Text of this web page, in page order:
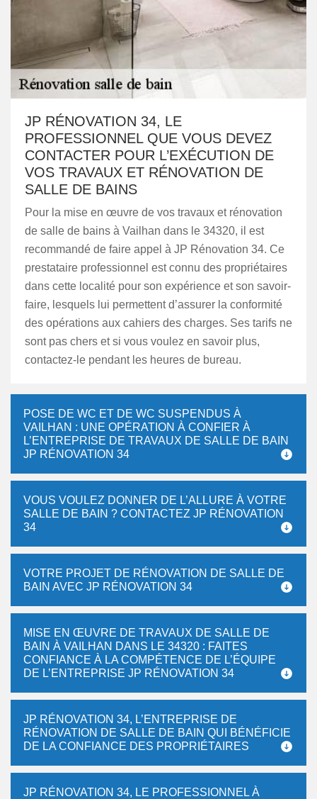
JP RÉNOVATION 34, LE
PROFESSIONNEL QUE VOUS DEVEZ
CONTACTER POUR L’EXÉCUTION DE
VOS TRAVAUX ET RÉNOVATION DE
SALLE DE BAINS
Pour la mise en œuvre de vos travaux et rénovation
de salle de bains à Vailhan dans le 34320, il est
recommandé de faire appel à JP Rénovation 34. Ce
prestataire professionnel est connu des propriétaires
dans cette localité pour son expérience et son savoir-
faire, lesquels lui permettent d’assurer la conformité
des opérations aux cahiers des charges. Ses tarifs ne
sont pas chers et si vous voulez en savoir plus,
contactez-le pendant les heures de bureau.
POSE DE WC ET DE WC SUSPENDUS À
VAILHAN : UNE OPÉRATION À CONFIER À
L’ENTREPRISE DE TRAVAUX DE SALLE DE BAIN
JP RÉNOVATION 34
VOUS VOULEZ DONNER DE L’ALLURE À VOTRE
SALLE DE BAIN ? CONTACTEZ JP RÉNOVATION
34
VOTRE PROJET DE RÉNOVATION DE SALLE DE
BAIN AVEC JP RÉNOVATION 34
MISE EN ŒUVRE DE TRAVAUX DE SALLE DE
BAIN À VAILHAN DANS LE 34320 : FAITES
CONFIANCE À LA COMPÉTENCE DE L’ÉQUIPE
DE L’ENTREPRISE JP RÉNOVATION 34
JP RÉNOVATION 34, L’ENTREPRISE DE
RÉNOVATION DE SALLE DE BAIN QUI BÉNÉFICIE
DE LA CONFIANCE DES PROPRIÉTAIRES
JP RÉNOVATION 34, LE PROFESSIONNEL À